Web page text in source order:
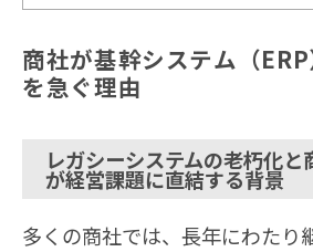
商社が基幹システム（
を急ぐ理由
レガシーシステムの老朽化
が経営課題に直結する背景
多くの商社では、長年にわたり